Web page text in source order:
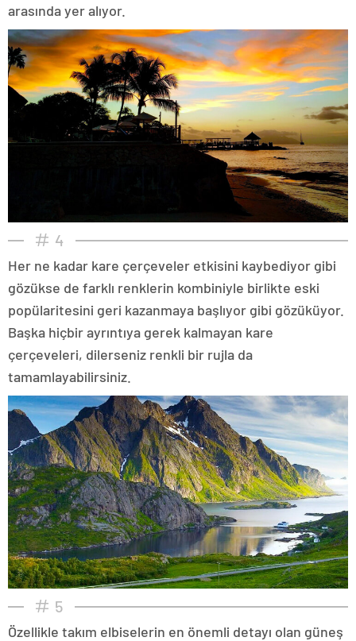
arasında yer alıyor.
4
Her ne kadar kare çerçeveler etkisini kaybediyor gibi
gözükse de farklı renklerin kombiniyle birlikte eski
popülaritesini geri kazanmaya başlıyor gibi gözüküyor.
Başka hiçbir ayrıntıya gerek kalmayan kare
çerçeveleri, dilerseniz renkli bir rujla da
tamamlayabilirsiniz.
5
Özellikle takım elbiselerin en önemli detayı olan güneş